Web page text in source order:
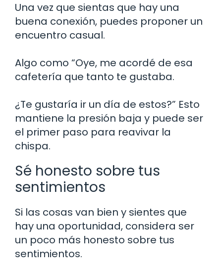
Una vez que sientas que hay una
buena conexión, puedes proponer un
encuentro casual.
Algo como “Oye, me acordé de esa
cafetería que tanto te gustaba.
¿Te gustaría ir un día de estos?” Esto
mantiene la presión baja y puede ser
el primer paso para reavivar la
chispa.
Sé honesto sobre tus
sentimientos
Si las cosas van bien y sientes que
hay una oportunidad, considera ser
un poco más honesto sobre tus
sentimientos.